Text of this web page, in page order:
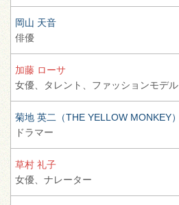
岡山 天音
俳優
加藤 ローサ
女優、
タレント、 ファッションモデル
菊地 英二（THE YELLOW MONKEY）
ドラマー
草村 礼子
女優、 ナレーター